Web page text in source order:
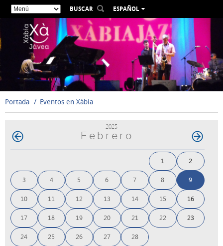
BUSCAR
ESPAÑOL
VALENCIÀ
ENGLISH
DEUTSCH
РУССКИЙ
Portada Eventos en Xàbia
2025
Febrero
1 2
3 4 5 6 7 8 9
10 11 12 13 14 15 16
17 18 19 20 21 22 23
24 25 26 27 28